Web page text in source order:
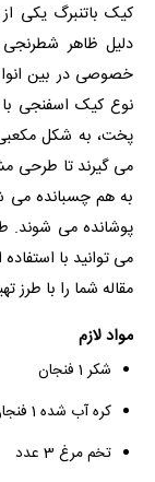
کیک باتنبرگ یکی
دلیل ظاهر
خصوصی در بین
نوع کیک اسفنجی
پخت، به شکل
می گیرند تا طرحی
به هم چسبانده می
پوشانده می شوند.
می توانید با
مقاله شما را با طرز
مواد لازم
شکر 1 فنجان
کره آب شده 1 فنجان
تخم مرغ 3 عدد